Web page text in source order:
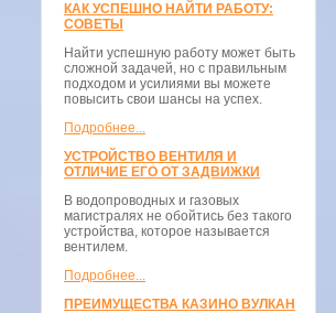
КАК УСПЕШНО НАЙТИ РАБОТУ:
СОВЕТЫ
Найти успешную работу может быть
сложной задачей, но с правильным
подходом и усилиями вы можете
повысить свои шансы на успех.
Подробнее...
УСТРОЙСТВО ВЕНТИЛЯ И
ОТЛИЧИЕ ЕГО ОТ ЗАДВИЖКИ
В водопроводных и газовых
магистралях не обойтись без такого
устройства, которое называется
вентилем.
Подробнее...
ПРЕИМУЩЕСТВА КАЗИНО ВУЛКАН